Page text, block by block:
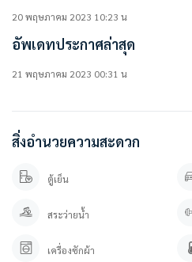
TIKTOK : Besthomecondo
WWW.BESTHOMECONDO.COM
ที่ตั้ง :
https://goo.gl/maps/GVBZQA4kvSUHHFqU9
20 พฤษภาคม 2023 10:23 น
อัพเดทประกาศล่าสุด
21 พฤษภาคม 2023 00:31 น
สิ่งอำนวยความสะดวก
ตู้เย็น
สระว่ายน้ำ
เครื่องซักผ้า